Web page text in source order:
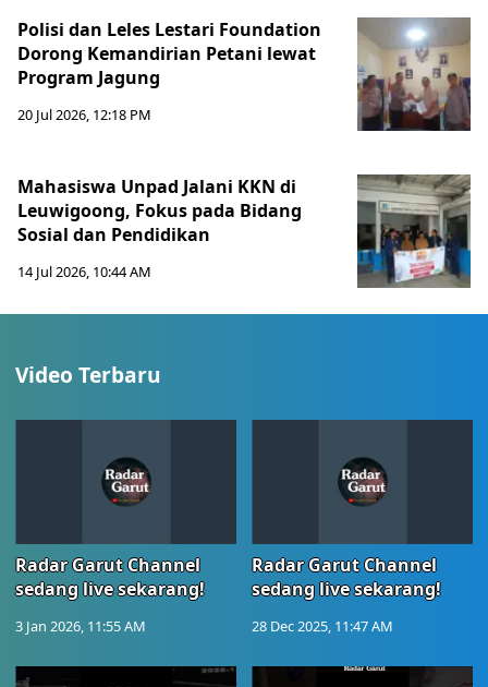
Polisi dan Leles Lestari Foundation
Dorong Kemandirian Petani lewat
Program Jagung
20 Jul 2026, 12:18 PM
Mahasiswa Unpad Jalani KKN di
Leuwigoong, Fokus pada Bidang
Sosial dan Pendidikan
14 Jul 2026, 10:44 AM
Video Terbaru
Radar Garut Channel
sedang live sekarang!
3 Jan 2026, 11:55 AM
Radar Garut Channel
sedang live sekarang!
28 Dec 2025, 11:47 AM